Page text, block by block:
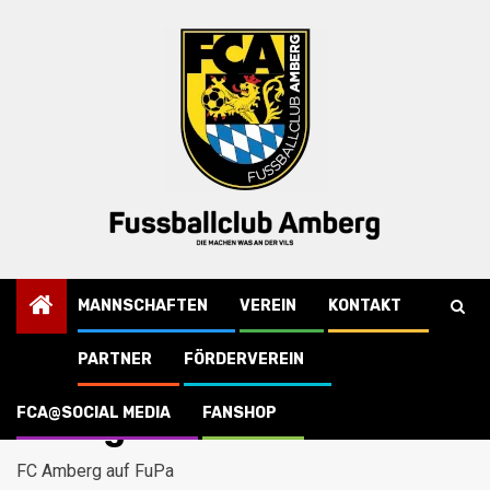
MANNSCHAFTEN VEREIN KONTAKT
PARTNER FÖRDERVEREIN
FCA@SOCIAL MEDIA FANSHOP
B-Jugend
B-Jugend
FC Amberg auf FuPa